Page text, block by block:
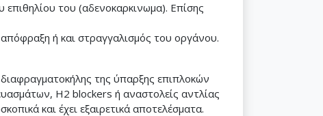
του (αδενοκαρκινωμα). Επίσης
ή και στραγγαλισμός του οργάνου.
της ύπαρξης επιπλοκών
Η2 blockers ή αναστολείς αντλίας
και έχει εξαιρετικά αποτελέσματα.